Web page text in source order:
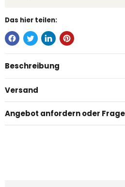
Das hier teilen:
Beschreibung
Versand
Angebot anfordern oder